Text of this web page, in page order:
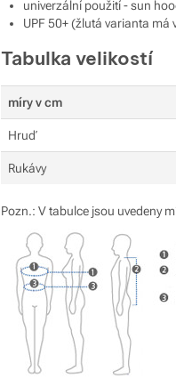
univerzální použití - sun
UPF 50+ (žlutá varianta má
Tabulka velikostí
míry v cm
Hruď
Rukávy
Pozn.: V tabulce jsou uvedeny